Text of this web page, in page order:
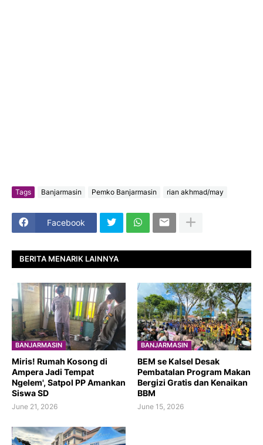
Tags Banjarmasin Pemko Banjarmasin rian akhmad/may
Facebook
BERITA MENARIK LAINNYA
BANJARMASIN
​Miris! Rumah Kosong di
Ampera Jadi Tempat
Ngelem', Satpol PP Amankan
Siswa SD
June 21, 2026
BANJARMASIN
BEM se Kalsel Desak
Pembatalan Program Makan
Bergizi Gratis dan Kenaikan
BBM
June 15, 2026